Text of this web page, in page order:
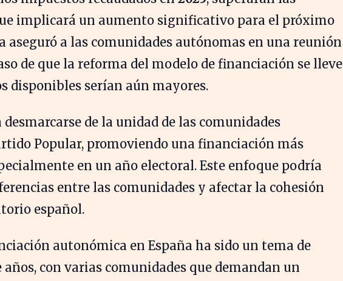
implicará un aumento significativo para el próximo
aseguró a las comunidades autónomas en una reunión
de que la reforma del modelo de financiación se lleve
disponibles serían aún mayores.
de la unidad de las comunidades
Popular, promoviendo una financiación más
en un año electoral. Este enfoque podría
entre las comunidades y afectar la cohesión
español.
autonómica en España ha sido un tema de
años, con varias comunidades que demandan un